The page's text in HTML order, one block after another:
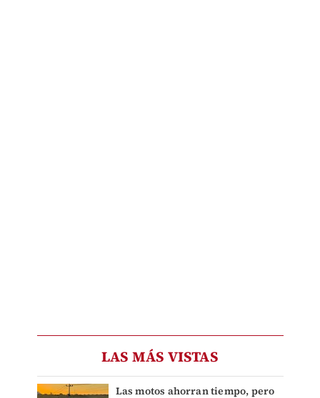
LAS MÁS VISTAS
Las motos ahorran tiempo, pero